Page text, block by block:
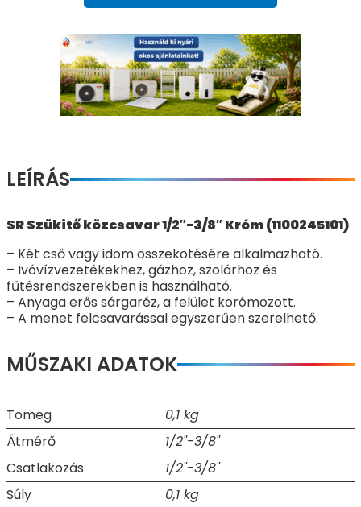
LEÍRÁS
SR Szükitő közcsavar 1/2″-3/8″ Króm (1100245101)
– Két cső vagy idom összekötésére alkalmazható.
– Ivóvízvezetékekhez, gázhoz, szolárhoz és
fűtésrendszerekben is használható.
– Anyaga erős sárgaréz, a felület korómozott.
– A menet felcsavarással egyszerűen szerelhető.
MŰSZAKI ADATOK
Tömeg
0,1 kg
Átmérő
1/2"-3/8"
Csatlakozás
1/2"-3/8"
Súly
0,1 kg